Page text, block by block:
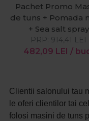
Pachet Promo
de tuns + Pomada
+ Sea salt spray
482,09 LEI /
PRP: 914,41 LEI
Clientii salonului tau
le oferi clientilor tai
folosi masini de tuns